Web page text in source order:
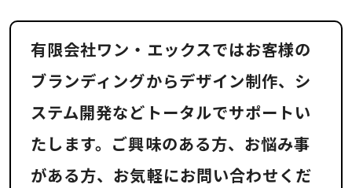
有限会社ワン・エックスではお客様の
ブランディングからデザイン制作、シ
ステム開発などトータルでサポートい
たします。ご興味のある方、お悩み事
がある方、お気軽にお問い合わせくだ